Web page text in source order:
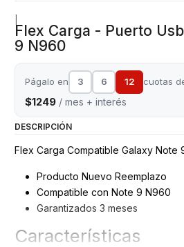
Flex Carga - Puerto
9 N960
Págalo en 3 6 12 cuotas
$1249 / mes + interés
DESCRIPCIÓN
Flex Carga Compatible Galaxy Note
Producto Nuevo Reemplazo
Compatible con Note 9 N960
Garantizados 3 meses
Características